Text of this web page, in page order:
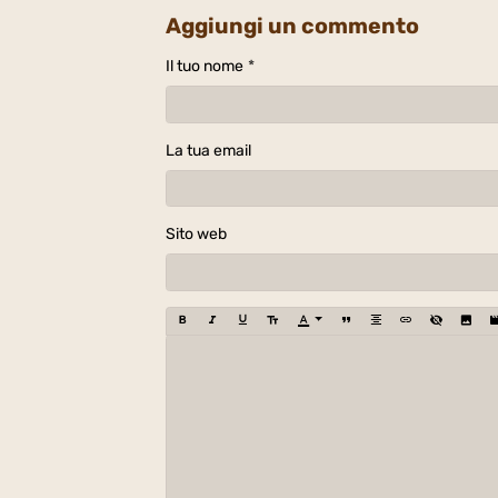
Aggiungi un commento
Il tuo nome
La tua email
Sito web